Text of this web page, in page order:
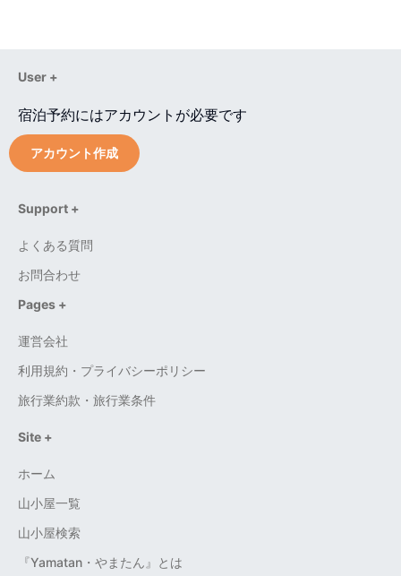
Site +
ホーム
山小屋一覧
山小屋検索
『Yamatan・やまたん』とは
Support +
よくある質問
お問合わせ
Pages +
運営会社
利用規約・プライバシーポリシー
旅行業約款・旅行業条件
User +
宿泊予約にはアカウントが必要です
アカウント作成